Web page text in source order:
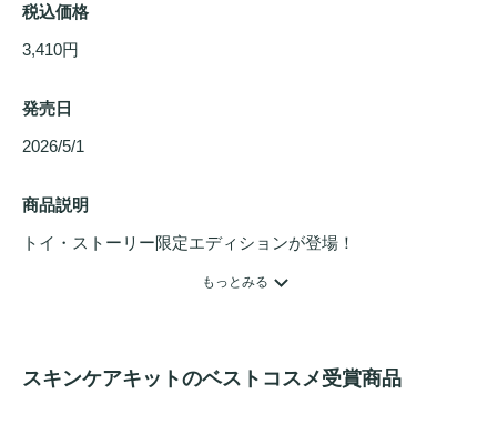
税込価格
3,410円
発売日
2026/5/1
商品説明
トイ・ストーリー限定エディションが登場！
【限定発売】
もっとみる
スキンケアキットのベストコスメ受賞商品